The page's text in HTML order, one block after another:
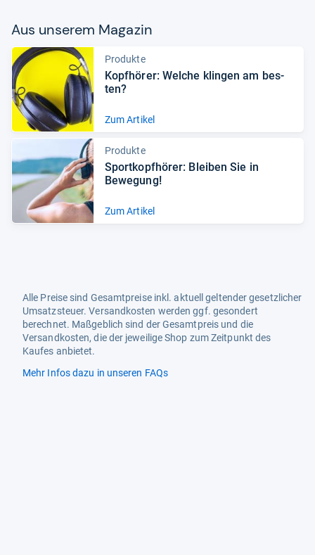
Aus unse­rem Maga­zin
Produkte
Kopf­hö­rer: Wel­che klin­gen am bes­
ten?
Zum Artikel
Produkte
Sport­kopf­hö­rer: Blei­ben Sie in
Bewe­gung!
Zum Artikel
Alle Preise sind Gesamtpreise inkl. aktuell geltender gesetzlicher
Umsatzsteuer. Versandkosten werden ggf. gesondert
berechnet. Maßgeblich sind der Gesamtpreis und die
Versandkosten, die der jeweilige Shop zum Zeitpunkt des
Kaufes anbietet.
Mehr Infos dazu in unseren FAQs